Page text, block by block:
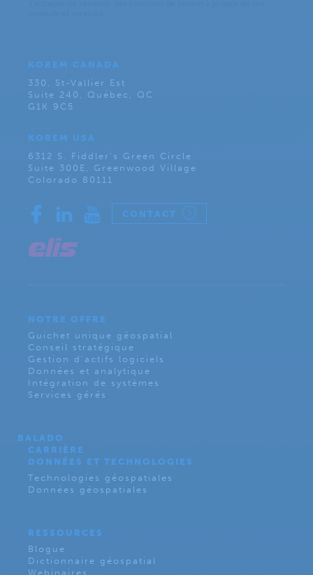
KOREM CANADA
330, St-Vallier Est
Suite 240, Québec, QC
G1K 9C5
KOREM USA
6312 S. Fiddler’s Green Circle
Suite 300E, Greenwood Village
Colorado 80111
CONTACT
NOTRE OFFRE
Guichet unique géospatial
Conseil stratégique
Gestion d’actifs logiciels
Données et analytique
Intégration de systèmes
Services gérés
BALADO
CARRIÈRE
DONNÉES ET TECHNOLOGIES
Technologies géospatiales
Données géospatiales
RESSOURCES
Blogue
Dictionnaire géospatial
Webinaires